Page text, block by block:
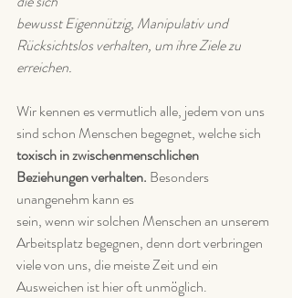
bewusst Eigennützig, Manipulativ und
Rücksichtslos verhalten, um ihre Ziele zu
erreichen.
Wir kennen es vermutlich alle, jedem von uns
sind schon Menschen begegnet, welche sich
toxisch in zwischenmenschlichen
Beziehungen verhalten. Besonders
unangenehm kann es
sein, wenn wir solchen Menschen an unserem
Arbeitsplatz begegnen, denn dort verbringen
viele von uns, die meiste Zeit und ein
Ausweichen ist hier oft unmöglich.